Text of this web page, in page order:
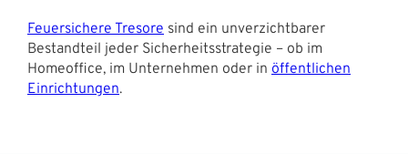
Feuersichere Tresore sind ein unverzichtbarer
Bestandteil jeder Sicherheitsstrategie – ob im
Homeoffice, im Unternehmen oder in öffentlichen
Einrichtungen.